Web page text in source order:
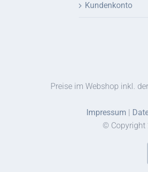
Kundenkonto
Preise im Webshop inkl.
Impressum |
© Copyright